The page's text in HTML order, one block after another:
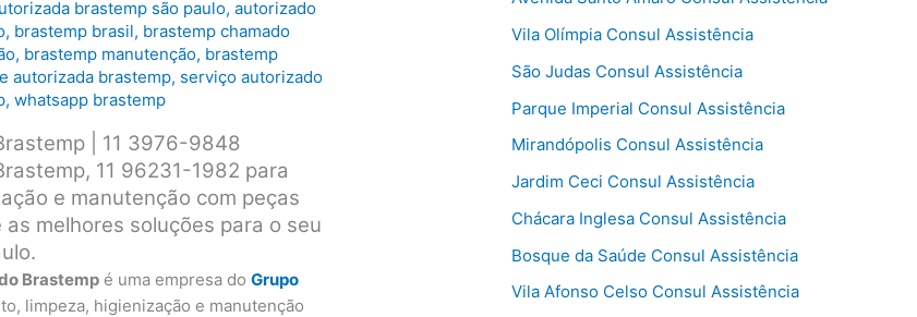
brastemp são paulo,autorizado
, brastemp brasil, brastemp chamado
, brastemp manutenção, brastemp
autorizada brastemp, serviço autorizado
,whatsapp brastemp
| 11 3976-9848
11 96231-1982 para
e manutenção com peças
melhores soluções para o seu
Brastemp é uma empresa doGrupo
limpeza, higienização e manutenção
Vila Olímpia Consul Assistência
São Judas Consul Assistência
Parque Imperial Consul Assistência
Mirandópolis Consul Assistência
Jardim Ceci Consul Assistência
Chácara Inglesa Consul Assistência
Bosque da Saúde Consul Assistência
Vila Afonso Celso Consul Assistência